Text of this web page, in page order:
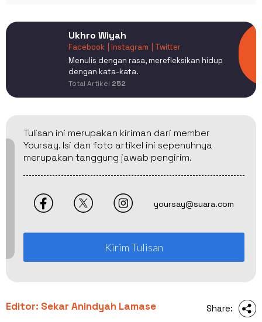
Ukhro Wiyah
Facebook | Instagram
| Twitter
Menulis dengan rasa, merefleksikan hidup
dengan kata-kata.
Total Artikel 252
Tulisan ini merupakan kiriman dari member
Yoursay. Isi dan foto artikel ini sepenuhnya
merupakan tanggung jawab pengirim.
yoursay@suara.com
Kirim Tulisan
Editor: Sekar Anindyah Lamase Share: